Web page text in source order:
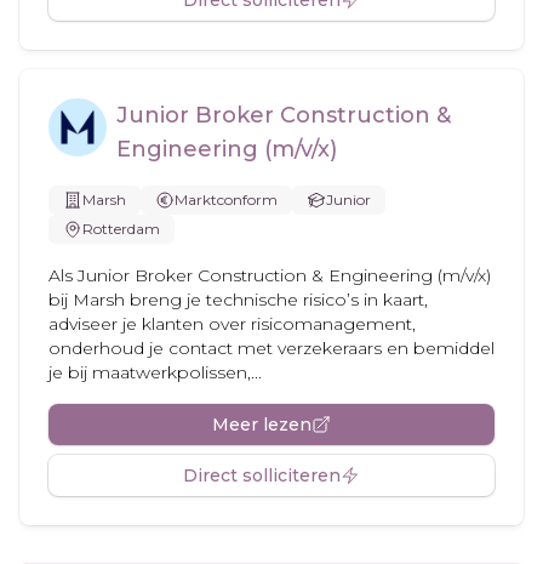
Junior Broker Construction &
Engineering (m/v/x)
Marsh Marktconform
Junior
Rotterdam
Als Junior Broker Construction & Engineering (m/v/x)
bij Marsh breng je technische risico’s in kaart,
adviseer je klanten over risicomanagement,
onderhoud je contact met verzekeraars en bemiddel
je bij maatwerkpolissen,...
Meer lezen
Direct solliciteren